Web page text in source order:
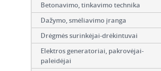
Betonavimo, tinkavimo technika
Dažymo, smėliavimo įranga
Drėgmės surinkėjai-drėkintuvai
Elektros generatoriai, pakrovėjai-
paleidėjai